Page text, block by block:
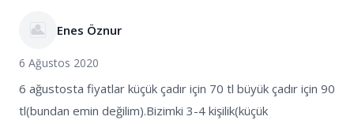
Enes Öznur
6 Ağustos 2020
6 ağustosta fiyatlar küçük çadır için 70 tl büyük çadır için 90
tl(bundan emin değilim).Bizimki 3-4 kişilik(küçük